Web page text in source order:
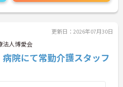
更新日：2026年07月30日
法人博愛会
院にて常勤介護スタッフ